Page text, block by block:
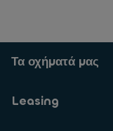
Τα οχήματά μας
Leasing